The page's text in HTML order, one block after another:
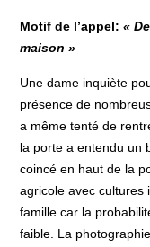
Motif de l’appel:«
maison »
Une dame inquiète
présence de
a même tenté de
la porte a entendu un
coincé en haut de la
agricole avec cultures
famille car la
faible. La